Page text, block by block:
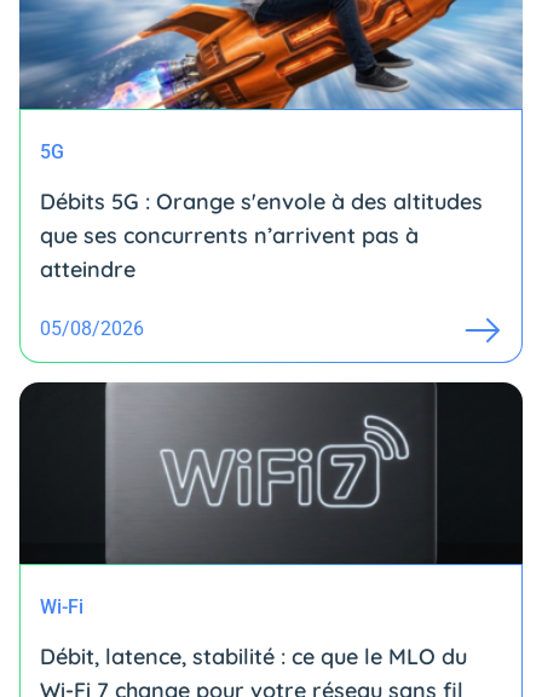
5G
Débits 5G : Orange s'envole à des altitudes
que ses concurrents n’arrivent pas à
atteindre
05/08/2026
Wi-Fi
Débit, latence, stabilité : ce que le MLO du
Wi-Fi 7 change pour votre réseau sans fil